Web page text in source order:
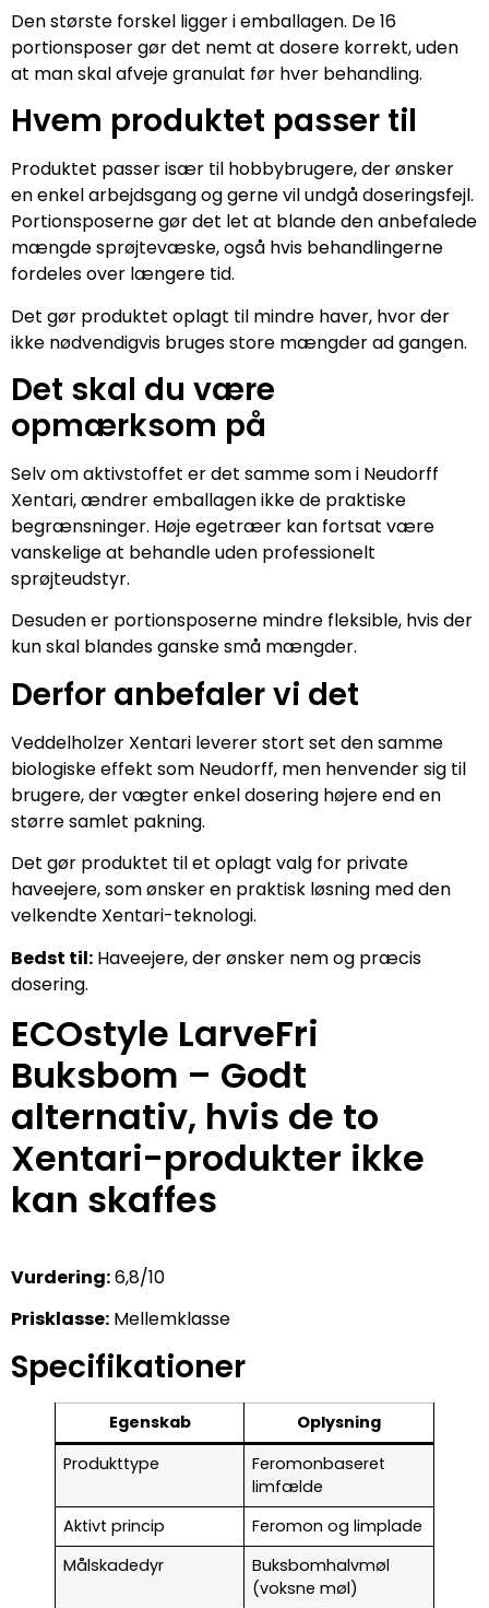
Den største forskel ligger i emballagen. De 16
portionsposer gør det nemt at dosere korrekt, uden
at man skal afveje granulat før hver behandling.
Hvem produktet passer til
Produktet passer især til hobbybrugere, der ønsker
en enkel arbejdsgang og gerne vil undgå doseringsfejl.
Portionsposerne gør det let at blande den anbefalede
mængde sprøjtevæske, også hvis behandlingerne
fordeles over længere tid.
Det gør produktet oplagt til mindre haver, hvor der
ikke nødvendigvis bruges store mængder ad gangen.
Det skal du være
opmærksom på
Selv om aktivstoffet er det samme som i Neudorff
Xentari, ændrer emballagen ikke de praktiske
begrænsninger. Høje egetræer kan fortsat være
vanskelige at behandle uden professionelt
sprøjteudstyr.
Desuden er portionsposerne mindre fleksible, hvis der
kun skal blandes ganske små mængder.
Derfor anbefaler vi det
Veddelholzer Xentari leverer stort set den samme
biologiske effekt som Neudorff, men henvender sig til
brugere, der vægter enkel dosering højere end en
større samlet pakning.
Det gør produktet til et oplagt valg for private
haveejere, som ønsker en praktisk løsning med den
velkendte Xentari-teknologi.
Bedst til: Haveejere, der ønsker nem og præcis
dosering.
ECOstyle LarveFri
Buksbom – Godt
alternativ, hvis de to
Xentari-produkter ikke
kan skaffes
Vurdering:6,8/10
Prisklasse: Mellemklasse
Specifikationer
Egenskab
Oplysning
Produkttype
Feromonbaseret
limfælde
Aktivt princip
Feromon og limplade
Målskadedyr
Buksbomhalvmøl
(voksne møl)